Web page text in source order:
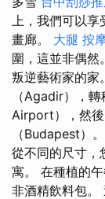
上，我們可以享
畫廊。 大腿 按
圍，這並非偶然
叛逆藝術家的家
（Agadir），
Airport），然
（Budapest）
從不同的尺寸，
寓。 在種植的
非酒精飲料包。